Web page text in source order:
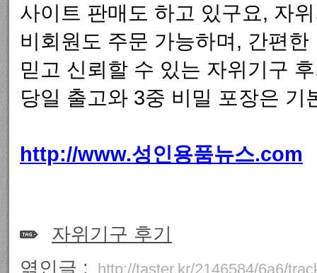
사이트 판매도 하고 있구요, 자
비회원도 주문 가능하며, 간편
믿고 신뢰할 수 있는 자위기구
당일 출고와 3중 비밀 포장은 기
http://www.성인용품뉴스.com
자위기구 후기
엮인글 :
http://taster.kr/2146584/6a6/